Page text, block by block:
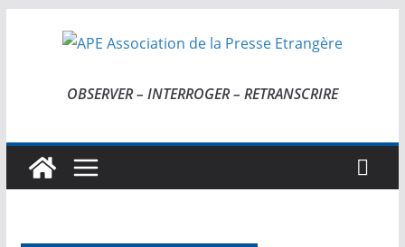
OBSERVER – INTERROGER – RETRANSCRIRE